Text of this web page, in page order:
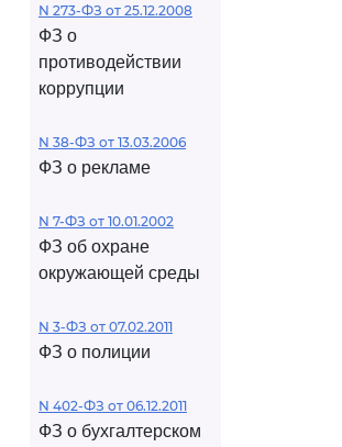
N 273-ФЗ от 25.12.2008
ФЗ о
противодействии
коррупции
N 38-ФЗ от 13.03.2006
ФЗ о рекламе
N 7-ФЗ от 10.01.2002
ФЗ об охране
окружающей среды
N 3-ФЗ от 07.02.2011
ФЗ о полиции
N 402-ФЗ от 06.12.2011
ФЗ о бухгалтерском